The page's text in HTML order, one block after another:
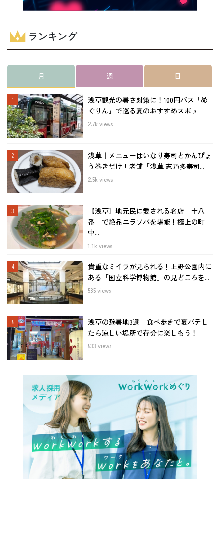
ランキング
月 週 日
浅草観光の暑さ対策に！100円バス「め
ぐりん」で巡る夏のおすすめスポッ...
2.7k views
浅草｜メニューはいなり寿司とかんぴょ
う巻きだけ！老舗「浅草 志乃多寿司...
2.5k views
【浅草】地元民に愛される名店「十八
番」で絶品ニラソバを堪能！極上の町
中...
1.1k views
貴重なミイラが見られる！上野公園内に
ある「国立科学博物館」の見どころを...
535 views
浅草の避暑地3選｜食べ歩きで夏バテし
たら涼しい場所で存分に楽しもう！
533 views